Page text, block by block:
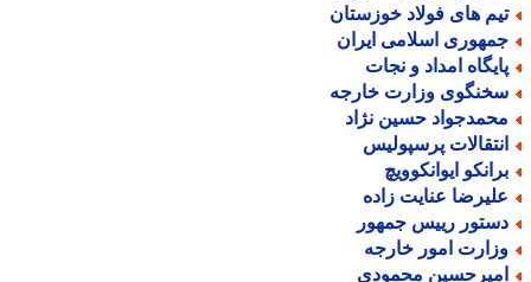
های فولاد خوزستان
اسلامی ایران
امداد و نجات
وزارت خارجه
حسین نژاد
پرسپولیس
ایوانکوویچ
عنایت زاده
رییس جمهور
امور خارجه
محمودی